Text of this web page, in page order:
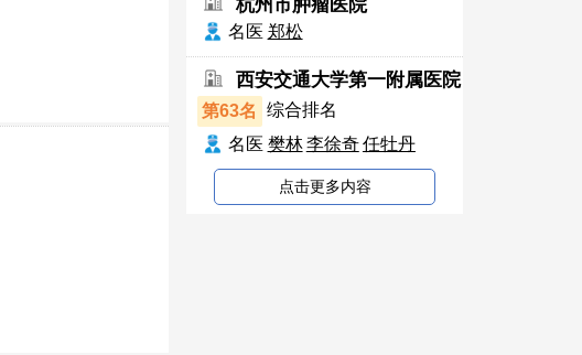
杭州市肿瘤医院
名医 郑松
西安交通大学第一附属医院
第63名
综合排名
名医 樊林 李徐奇任牡丹
点击更多内容